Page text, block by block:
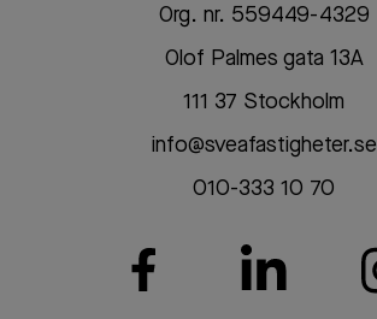
Org. nr. 559449-4329
Olof Palmes gata 13A
111 37 Stockholm
info@sveafastigheter.se
010-333 10 70